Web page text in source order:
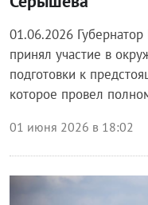
01.06.2026
принял участие в
подготовки к
которое провел
01 июня 2026 в 18:02